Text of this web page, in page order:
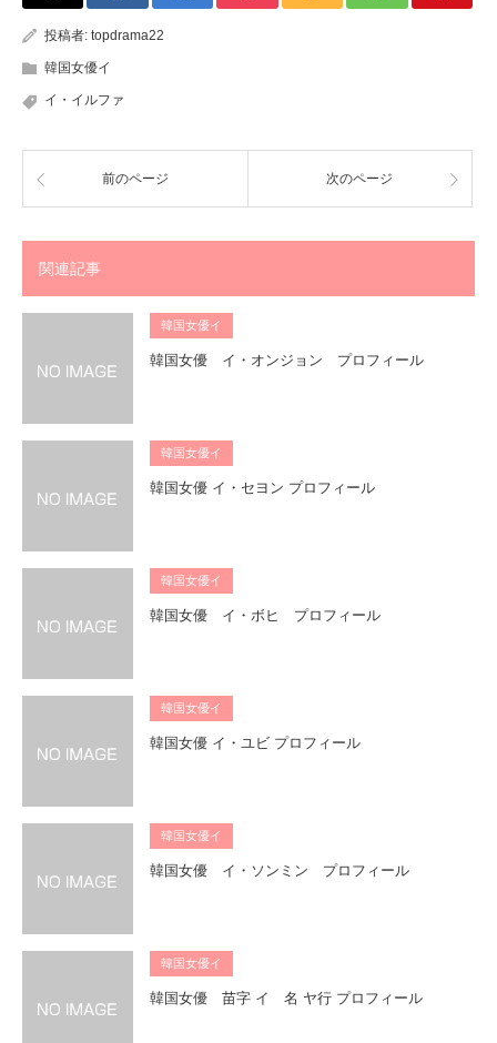
投稿者: topdrama22
韓国女優イ
イ・イルファ
前のページ 次のページ
関連記事
韓国女優イ
韓国女優 イ・オンジョン プロフィール
韓国女優イ
韓国女優 イ・セヨン プロフィール
韓国女優イ
韓国女優 イ・ボヒ プロフィール
韓国女優イ
韓国女優 イ・ユビ プロフィール
韓国女優イ
韓国女優 イ・ソンミン プロフィール
韓国女優イ
韓国女優 苗字 イ 名 ヤ行 プロフィール